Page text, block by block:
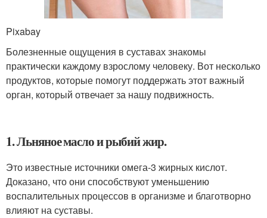
Pixabay
Болезненные ощущения в суставах знакомы
практически каждому взрослому человеку. Вот несколько
продуктов, которые помогут поддержать этот важный
орган, который отвечает за нашу подвижность.
1. Льняное масло и рыбий жир.
Это известные источники омега-3 жирных кислот.
Доказано, что они способствуют уменьшению
воспалительных процессов в организме и благотворно
влияют на суставы.